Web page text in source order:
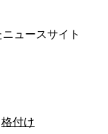
ュースサイト
格付け